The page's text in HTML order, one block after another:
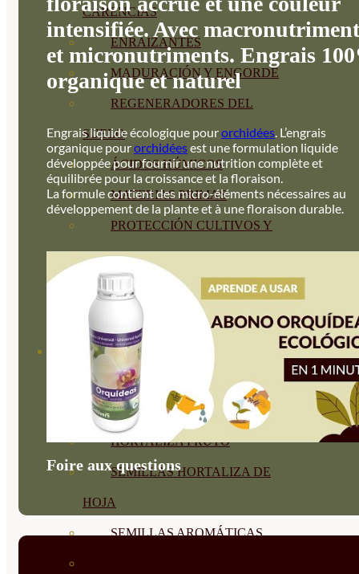
CARENCIAS
ENRAIZANTES
MADURACIÓN Y ENGORDE
REGENERADORES DEL
SUELO
ÁCIDOS HÚMICOS
MATERIAS PRIMAS
PROTECCIÓN CULTIVOS Y
PLANTAS
PLANTAS INTERIOR
SEMILLAS
VER TODAS
BIODINÁMICAS DEMETER
HORTALIZA FRUTO
SEMILLAS HORTALIZA DE
HOJA
SEMILLAS AROMÁTICAS
intensifiée. Avec
et micronutriments. Engrais
organique et naturel
Engrais liquide écologique pourorchidées. L’engrais
organique pourorchidéesest une formulation liquide
développée pour fournir une nutrition complète et
équilibrée pour la croissance et la floraison.
La formule contient des micro-éléments nécessaires au
développement de la plante et à une floraison durable.
Foire aux questions